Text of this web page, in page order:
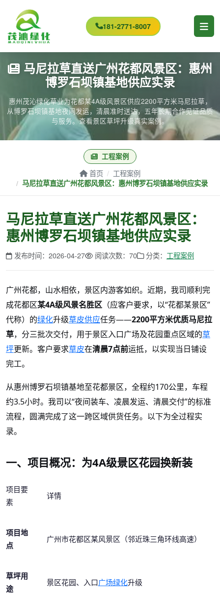
181-2771-8007
马尼拉草直送广州花都风景区：惠州
博罗石坝镇基地供应实录
惠州茂沁绿化草业为花都某4A级风景区供应2200平方米马尼拉草，
从博罗石坝镇基地夜间发运，清晨准时送达，五年长期合作见证品质
与服务。查看景区草坪升级真实案例。
工程案例
首页 工程案例
马尼拉草直送广州花都风景区：惠州博罗石坝镇基地供应实录
马尼拉草直送广州花都风景区：
惠州博罗石坝镇基地供应实录
发布时间：2026-04-27 阅读次数：70 分类： 工程案例
广州花都，山水相依，景区内游客如织。近期，我司顺利完
成花都区某4A级风景名胜区 （应客户要求，以“花都某景区”
代称）的绿化升级草皮供应任务——2200平方米优质马尼拉
草，分三批次交付，用于景区入口广场及花园重点区域的草
坪更新。客户要求草皮在清晨7点前运抵，以实现当日铺设
完工。
从惠州博罗石坝镇基地至花都景区，全程约170公里，车程
约3.5小时。我司以“夜间装车、凌晨发运、清晨交付”的标准
流程，圆满完成了这一跨区域供货任务。以下为全过程实
录。
一、项目概况：为4A级景区花园换新装
项目要
素
详情
项目地
点
广州市花都区某风景区（邻近珠三角环线高速）
草坪用
途
景区花园、入口广场绿化升级